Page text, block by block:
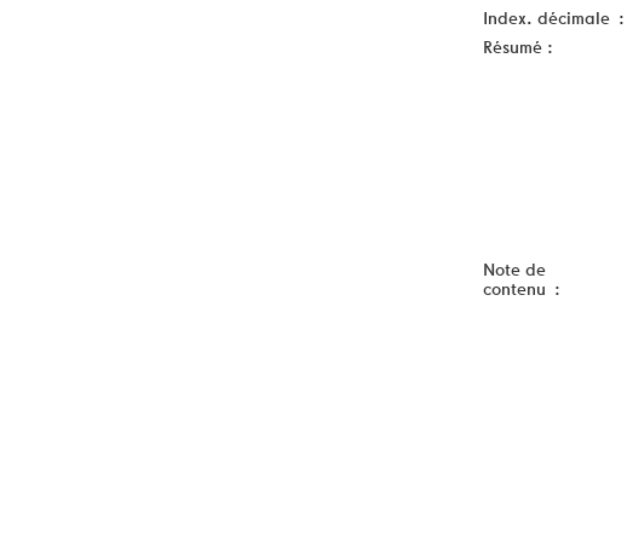
Index. décimale :
Résumé :
Note de
contenu :